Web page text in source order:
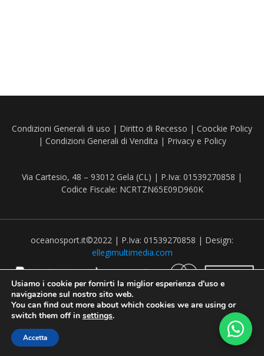
Condizioni Generali di uso | Diritto di Recesso | Coockie Policy
| Condizioni Generali di Vendita | Privacy e Policy
Via Cartesio, 48 – 93012 Gela (CL) | P.Iva: 01539270858 |
Codice Fiscale: NCRTZN65E09D960K
oceanosport.it©2022 | P.Iva: 01539270858 | Design:
ellegimultimedia.com
Usiamo i cookie per fornirti la miglior esperienza d'uso e
navigazione sul nostro sito web.
You can find out more about which cookies we are using or
switch them off in settings.
Accetta